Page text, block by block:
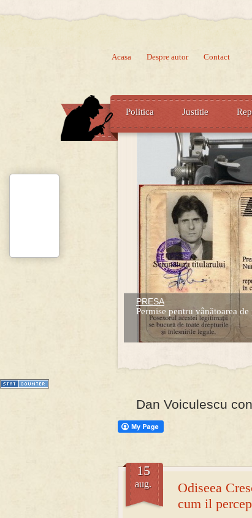
Acasa Despre autor Contact
Politica Justitie
PRESA
Permise pentru vânătoarea
Prima mea carte publicata
Averea Presedintelui: prima
Dan Voiculescu
Odiseea
cum il
15
aug.